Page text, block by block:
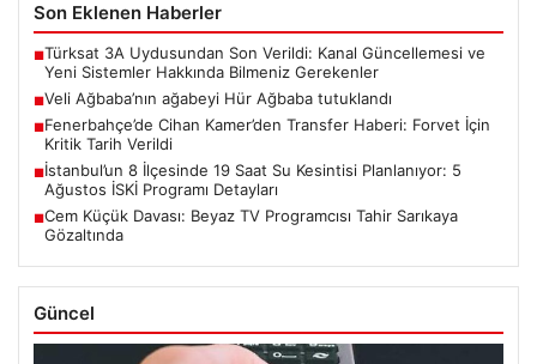
Son Eklenen Haberler
■Türksat 3A Uydusundan Son Verildi: Kanal Güncellemesi ve
Yeni Sistemler Hakkında Bilmeniz Gerekenler
■Veli Ağbaba’nın ağabeyi Hür Ağbaba tutuklandı
■Fenerbahçe’de Cihan Kamer’den Transfer Haberi: Forvet İçin
Kritik Tarih Verildi
■İstanbul’un 8 İlçesinde 19 Saat Su Kesintisi Planlanıyor: 5
Ağustos İSKİ Programı Detayları
■Cem Küçük Davası: Beyaz TV Programcısı Tahir Sarıkaya
Gözaltında
Güncel